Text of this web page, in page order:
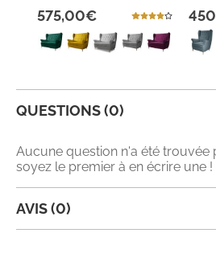
575,00€
QUESTIONS (0)
Aucune question n'a été trouvée
soyez le premier à en écrire une !
AVIS (0)